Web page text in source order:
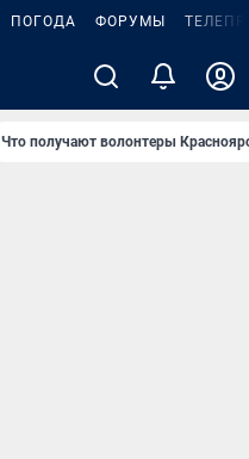
ПОГОДА ФОРУМЫ
Что получают волонтеры